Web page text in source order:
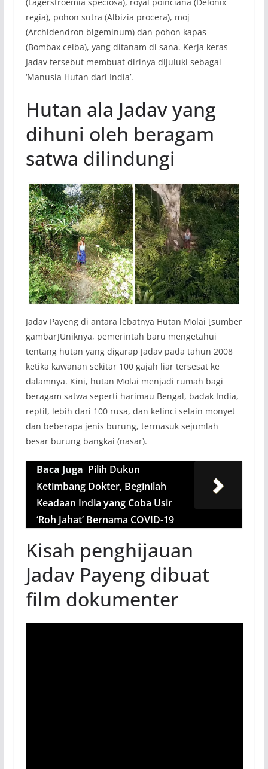
regia), pohon sutra (Albizia procera), moj
(Archidendron bigeminum) dan pohon kapas
(Bombax ceiba), yang ditanam di sana. Kerja keras
Jadav tersebut membuat dirinya dijuluki sebagai
‘Manusia Hutan dari India’.
Hutan ala Jadav yang
dihuni oleh beragam
satwa dilindungi
Jadav Payeng di antara lebatnya Hutan Molai [sumber
gambar]Uniknya, pemerintah baru mengetahui
tentang hutan yang digarap Jadav pada tahun 2008
ketika kawanan sekitar 100 gajah liar tersesat ke
dalamnya. Kini, hutan Molai menjadi rumah bagi
beragam satwa seperti harimau Bengal, badak India,
reptil, lebih dari 100 rusa, dan kelinci selain monyet
dan beberapa jenis burung, termasuk sejumlah
besar burung bangkai (nasar).
Baca Juga Pilih Dukun
Ketimbang Dokter, Beginilah
Keadaan India yang Coba Usir
‘Roh Jahat’ Bernama COVID-19
Kisah penghijauan
Jadav Payeng dibuat
film dokumenter